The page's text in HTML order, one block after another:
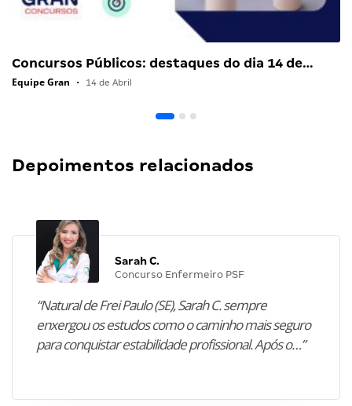
Concursos Públicos: destaques do dia 14 de…
Equipe Gran • 14 de Abril
Depoimentos relacionados
Sarah C.
Concurso Enfermeiro PSF
“Natural de Frei Paulo (SE), Sarah C. sempre
enxergou os estudos como o caminho mais seguro
para conquistar estabilidade profissional. Após o…”